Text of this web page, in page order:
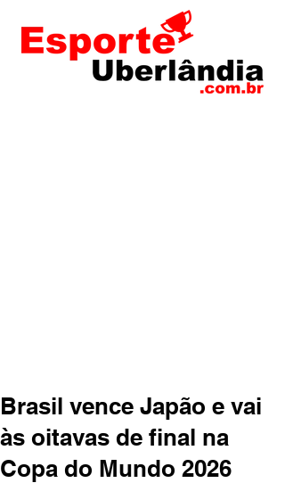
Brasil vence Japão e vai
às oitavas de final na
Copa do Mundo 2026